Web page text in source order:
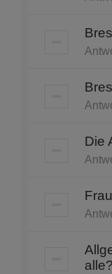
Die
alle?